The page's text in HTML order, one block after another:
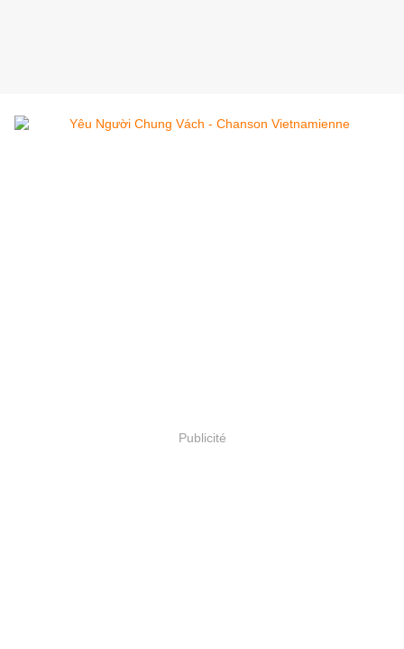
Publicité